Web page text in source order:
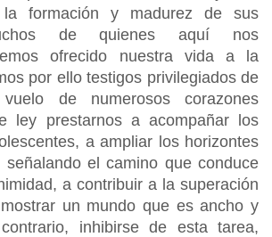
la formación y madurez de sus
de quienes aquí nos
ofrecido nuestra vida a la
por ello testigos privilegiados de
de numerosos corazones
ley prestarnos a acompañar los
a ampliar los horizontes
señalando el camino que conduce
a contribuir a la superación
un mundo que es ancho y
inhibirse de esta tarea,